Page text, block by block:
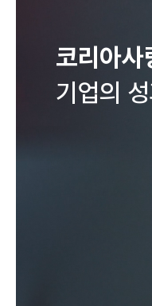
코리아사
기업의